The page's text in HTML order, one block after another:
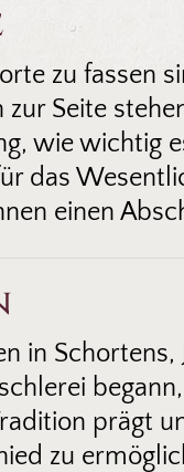
zu fassen
Seite
wie wichtig
das
einen
in
prägt
zu